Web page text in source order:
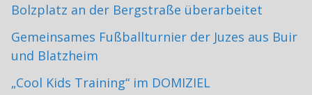
Bolzplatz an der Bergstraße überarbeitet
Gemeinsames Fußballturnier der Juzes aus Buir
und Blatzheim
„Cool Kids Training“ im DOMIZIEL